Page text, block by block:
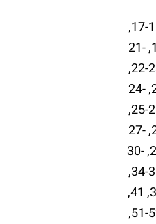
15, 17-18,
18-19, 21-
22, 22-23,
23-24, 24-
25, 25-26,
26-27, 27-
28, 28, 30-
32, 34-35,
35, 38, 41,
45, 51-52,